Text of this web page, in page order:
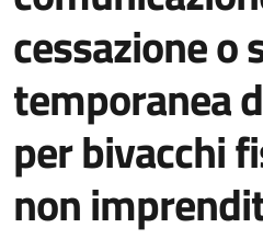
cessazione o
temporanea
per bivacchi
non